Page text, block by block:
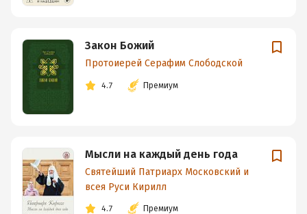
Закон Божий
Протоиерей Серафим Слободской
4.7 Премиум
Мысли на каждый день года
Святейший Патриарх Московский и
всея Руси Кирилл
4.7 Премиум